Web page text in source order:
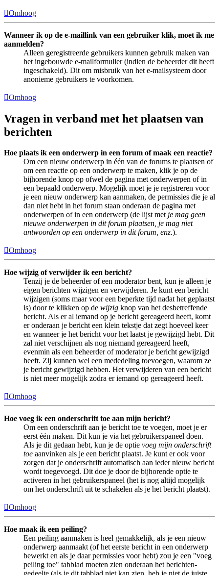
Omhoog
Wanneer ik op de e-maillink van een gebruiker klik, moet ik me
aanmelden?
Alleen geregistreerde gebruikers kunnen gebruik maken van
het ingebouwde e-mailformulier (indien de beheerder dit heeft
ingeschakeld). Dit om misbruik van het e-mailsysteem door
anonieme gebruikers te voorkomen.
Omhoog
Vragen in verband met het plaatsen van
berichten
Hoe plaats ik een onderwerp in een forum of maak een reactie?
Om een nieuw onderwerp in één van de forums te plaatsen of
om een reactie op een onderwerp te maken, klik je op de
bijhorende knop op ofwel de pagina met onderwerpen of in
een bepaald onderwerp. Mogelijk moet je je registreren voor
je een nieuw onderwerp kan aanmaken, de permissies die je al
dan niet hebt in het forum staan onderaan de pagina met
onderwerpen of in een onderwerp (de lijst met je mag geen
nieuwe onderwerpen in dit forum plaatsen, je mag niet
antwoorden op een onderwerp in dit forum, enz.).
Omhoog
Hoe wijzig of verwijder ik een bericht?
Tenzij je de beheerder of een moderator bent, kun je alleen je
eigen berichten wijzigen en verwijderen. Je kunt een bericht
wijzigen (soms maar voor een beperkte tijd nadat het geplaatst
is) door te klikken op de wijzig knop van het desbetreffende
bericht. Als er al iemand op je bericht gereageerd heeft, komt
er onderaan je bericht een klein tekstje dat zegt hoeveel keer
en wanneer je het bericht voor het laatst je gewijzigd hebt. Dit
zal niet verschijnen als nog niemand gereageerd heeft,
evenmin als een beheerder of moderator je bericht gewijzigd
heeft. Zij kunnen wel een mededeling toevoegen, waarom ze
je bericht gewijzigd hebben. Het verwijderen van een bericht
is niet meer mogelijk zodra er iemand op gereageerd heeft.
Omhoog
Hoe voeg ik een onderschrift toe aan mijn bericht?
Om een onderschrift aan je bericht toe te voegen, moet je er
eerst één maken. Dit kun je via het gebruikerspaneel doen.
Als je dit gedaan hebt, kun je de optie voeg mijn onderschrift
toe aanvinken als je een bericht plaatst. Je kunt er ook voor
zorgen dat je onderschrift automatisch aan ieder nieuw bericht
wordt toegevoegd. Dit doe je door de bijhorende optie te
activeren in het gebruikerspaneel (het is nog altijd mogelijk
om het onderschrift uit te schakelen als je het bericht plaatst).
Omhoog
Hoe maak ik een peiling?
Een peiling aanmaken is heel gemakkelijk, als je een nieuw
onderwerp aanmaakt (of het eerste bericht in een onderwerp
bewerkt en als je daar permissies voor hebt) zou je een "voeg
peiling toe" tabblad moeten zien onderaan het berichten-